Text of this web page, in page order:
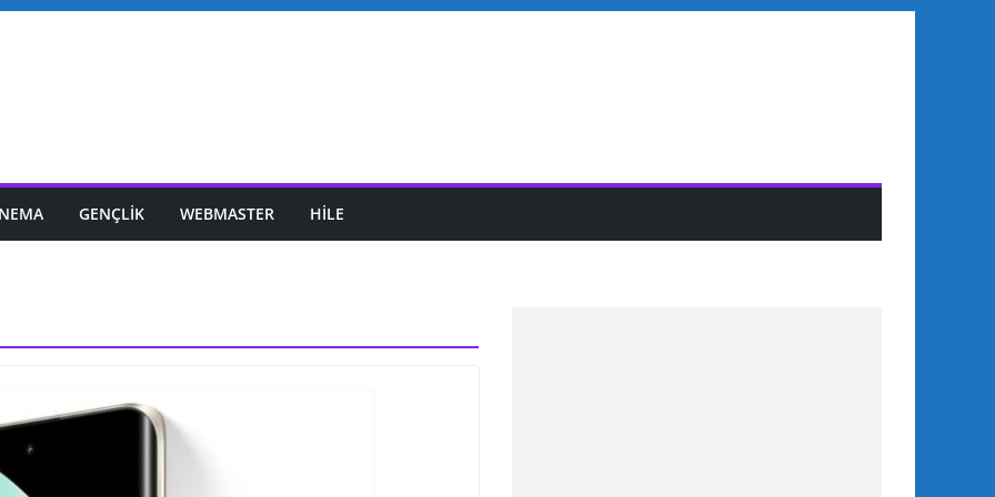
GENÇLIK WEBMASTER HILE